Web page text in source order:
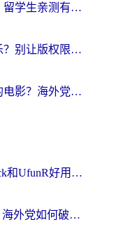
在国外如何看腾讯视频？留学生亲测有效的回国加速方案
在国外怎么听国内的音乐？别让版权限制断了你的华语歌单
怎么在国外看腾讯视频的电影？海外党亲测有效的回国加速指南
海外党别踩坑！Quickback和UfunR好用吗？选对回国加速器才能无缝刷国内资源
迅游和SpeedCN好用吗？海外党如何破解那道看不见的墙